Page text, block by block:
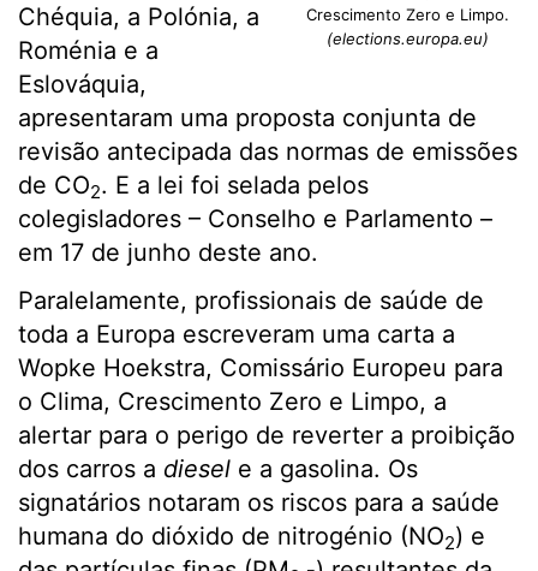
Crescimento Zero e Limpo.
(elections.europa.eu)
Chéquia, a Polónia, a
Roménia e a
Eslováquia,
apresentaram uma proposta conjunta de
revisão antecipada das normas de emissões
de CO2. E a lei foi selada pelos
colegisladores – Conselho e Parlamento –
em 17 de junho deste ano.
Paralelamente, profissionais de saúde de
toda a Europa escreveram uma carta a
Wopke Hoekstra, Comissário Europeu para
o Clima, Crescimento Zero e Limpo, a
alertar para o perigo de reverter a proibição
dos carros a diesel e a gasolina. Os
signatários notaram os riscos para a saúde
humana do dióxido de nitrogénio (NO2) e